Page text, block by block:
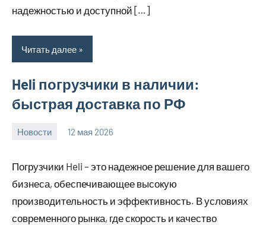
надежностью и доступной […]
Читать далее
Heli погрузчики в наличии:
быстрая доставка по РФ
Новости 12 мая 2026
Погрузчики Heli – это надежное решение для вашего
бизнеса, обеспечивающее высокую
производительность и эффективность. В условиях
современного рынка, где скорость и качество